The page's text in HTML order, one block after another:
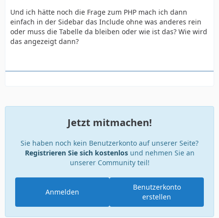
Und ich hätte noch die Frage zum PHP mach ich dann
einfach in der Sidebar das Include ohne was anderes rein
oder muss die Tabelle da bleiben oder wie ist das? Wie wird
das angezeigt dann?
Jetzt mitmachen!
Sie haben noch kein Benutzerkonto auf unserer Seite?
Registrieren Sie sich kostenlosund nehmen Sie an
unserer Community teil!
Benutzerkonto
erstellen
Anmelden